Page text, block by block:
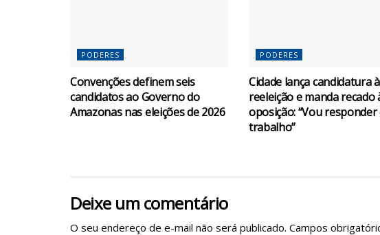
PODERES
Convenções definem seis
candidatos ao Governo do
Amazonas nas eleições de 2026
PODERES
Cidade lança candidatura à
reeleição e manda recado
oposição: “Vou responder
trabalho”
Deixe um comentário
O seu endereço de e-mail não será publicado. Campos